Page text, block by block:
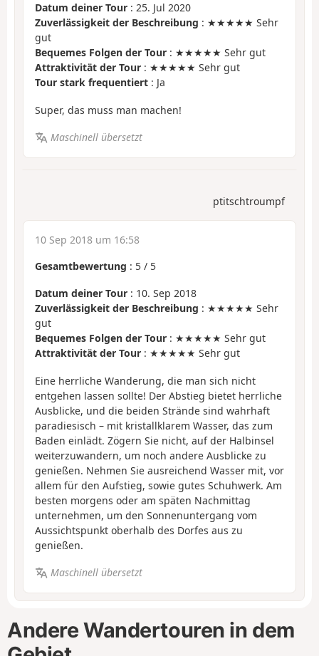
Datum deiner Tour : 25. Jul 2020
Zuverlässigkeit der Beschreibung : ★★★★★ Sehr
gut
Bequemes Folgen der Tour : ★★★★★ Sehr gut
Attraktivität der Tour : ★★★★★ Sehr gut
Tour stark frequentiert : Ja
Super, das muss man machen!
Maschinell übersetzt
ptitschtroumpf
10 Sep 2018 um 16:58
Gesamtbewertung : 5 / 5
Datum deiner Tour : 10. Sep 2018
Zuverlässigkeit der Beschreibung : ★★★★★ Sehr
gut
Bequemes Folgen der Tour : ★★★★★ Sehr gut
Attraktivität der Tour : ★★★★★ Sehr gut
Eine herrliche Wanderung, die man sich nicht
entgehen lassen sollte! Der Abstieg bietet herrliche
Ausblicke, und die beiden Strände sind wahrhaft
paradiesisch – mit kristallklarem Wasser, das zum
Baden einlädt. Zögern Sie nicht, auf der Halbinsel
weiterzuwandern, um noch andere Ausblicke zu
genießen. Nehmen Sie ausreichend Wasser mit, vor
allem für den Aufstieg, sowie gutes Schuhwerk. Am
besten morgens oder am späten Nachmittag
unternehmen, um den Sonnenuntergang vom
Aussichtspunkt oberhalb des Dorfes aus zu
genießen.
Maschinell übersetzt
Andere Wandertouren in dem